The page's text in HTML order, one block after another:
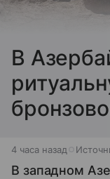
В
4 часа назад
В западном